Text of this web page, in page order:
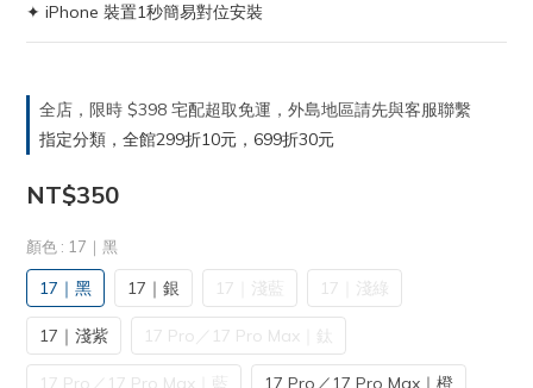
✦ iPhone 裝置1秒簡易對位安裝
全店，限時 $398 宅配超取免運，外島地區請先與客服聯繫
指定分類，全館299折10元，699折30元
NT$350
顏色 : 17｜黑
17｜黑 17｜銀 17｜淺藍 17｜淺綠
17｜淺紫 17 Pro／17 Pro Max｜鈦
17 Pro／17 Pro Max｜藍 17 Pro／17 Pro Max｜橙